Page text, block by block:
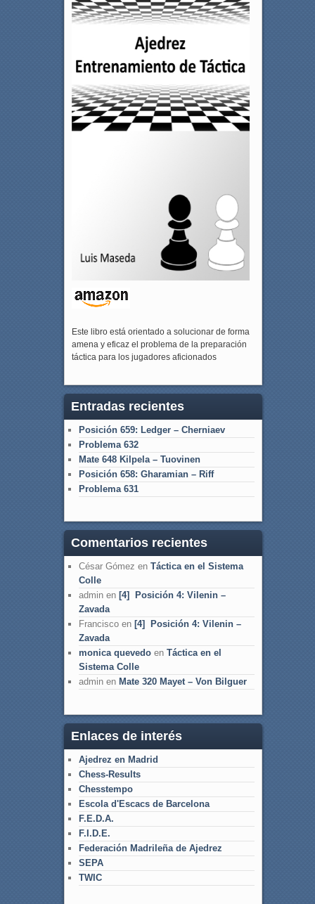
Este libro está orientado a solucionar de forma
amena y eficaz el problema de la preparación
táctica para los jugadores aficionados
Entradas recientes
Posición 659: Ledger – Cherniaev
Problema 632
Mate 648 Kilpela – Tuovinen
Posición 658: Gharamian – Riff
Problema 631
Comentarios recientes
César Gómez en Táctica en el Sistema
Colle
adminen [4] Posición 4: Vilenin –
Zavada
Franciscoen [4] Posición 4: Vilenin –
Zavada
monica quevedoen Táctica en el
Sistema Colle
adminen Mate 320 Mayet – Von Bilguer
Enlaces de interés
Ajedrez en Madrid
Chess-Results
Chesstempo
Escola d'Escacs de Barcelona
F.E.D.A.
F.I.D.E.
Federación Madrileña de Ajedrez
SEPA
TWIC